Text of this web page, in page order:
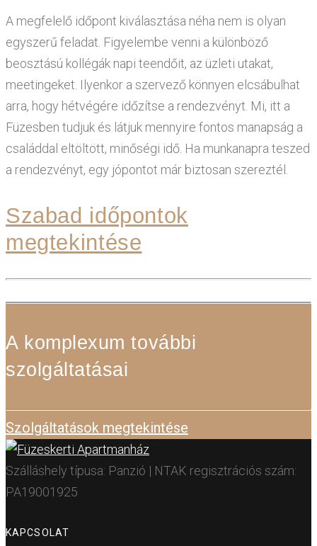
A megfelelő időpont kiválasztása néha nem is olyan
egyszerű feladat. Figyelembe venni a különböző
beosztású kollégák napi teendőit, az üzleti utakat,
meetingeket. Ilyenkor a szervező könnyen elcsábulhat
arra, hogy hétvégére időzítse a rendezvényt. Mi, itt a
Füzesben tudjuk és látjuk mennyire fontos manapság a
családdal eltöltött, minőségi idő. Ha munkanapra teszed
a rendezvényt, egy jópontot már biztosan szereztél.
Szabad időpontok
megtekintése
A komplexum további
szolgáltatásai
Szolgáltatások megtekintése
Szálláshely típusa: Panzió | NTAK regisztrációs szám:
PA19001925
KAPCSOLAT